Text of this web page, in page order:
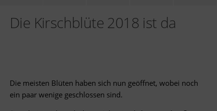
Die Kirschblüte 2018 ist da
Die meisten Blüten haben sich nun geöffnet, wobei noch
ein paar wenige geschlossen sind.